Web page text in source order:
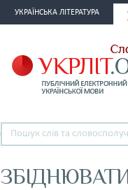
УКРАЇНСЬКА ЛІТЕРАТУРА